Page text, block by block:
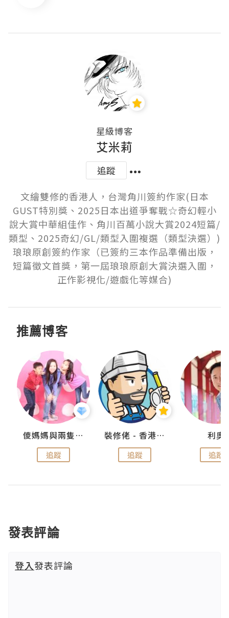
星級博客
艾米莉
追蹤
文繪雙修的香港人，台灣角川簽約作家(日本
GUST特別獎、2025日本出道爭奪戰☆奇幻輕小
說大賞中華組佳作、角川百萬小說大賞2024短篇/
類型、2025奇幻/GL/類型入圍複選（類型決選）)
琅琅原創簽約作家（已簽約三本作品準備出版，
短篇徵文首獎，第一屆琅琅原創大賞決選入圍，
正作影視化/遊戲化等媒合)
推薦博客
儍媽媽與兩隻小魔怪之家
追蹤
裝修佬 - 香港一站式網上裝修平台
追蹤
利奧
追蹤
發表評論
登入發表評論